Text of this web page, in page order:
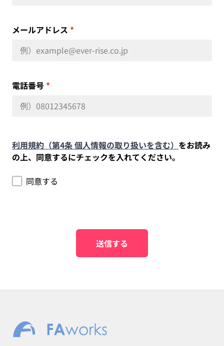
メールアドレス *
電話番号 *
利用規約（第4条 個人情報の取り扱いを含む） をお読み
の上、同意するにチェックを入れてください。
同意する
送信する